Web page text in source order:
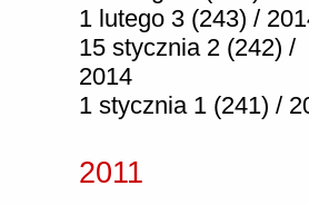
1 lutego 3 (243) /
15 stycznia 2 (242) /
2014
1 stycznia 1 (241) /
2011